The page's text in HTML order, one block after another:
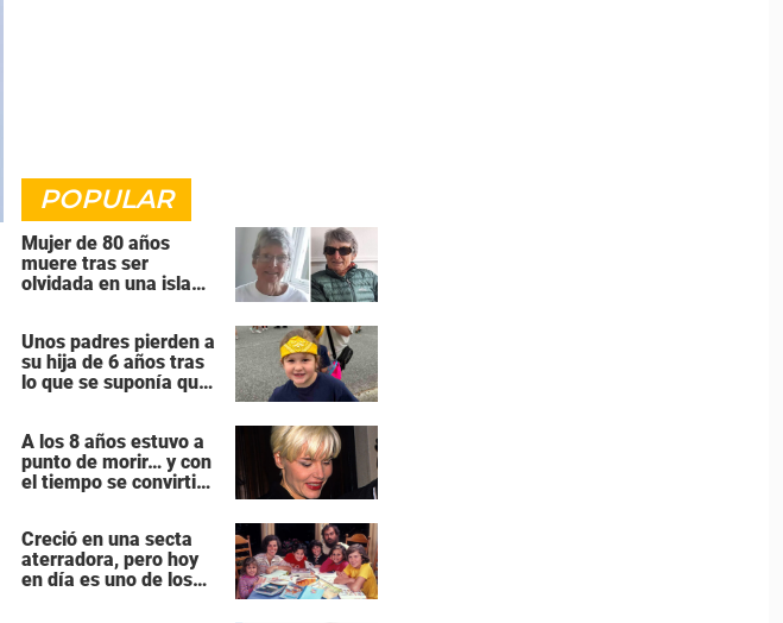
POPULAR
Mujer de 80 años
muere tras ser
olvidada en una isla
Unos padres pierden a
su hija de 6 años tras
lo que se suponía que
«rutinaria»
A los 8 años estuvo a
punto de morir… y con
el tiempo se convirtió
Hollywood
Creció en una secta
aterradora, pero hoy
en día es uno de los